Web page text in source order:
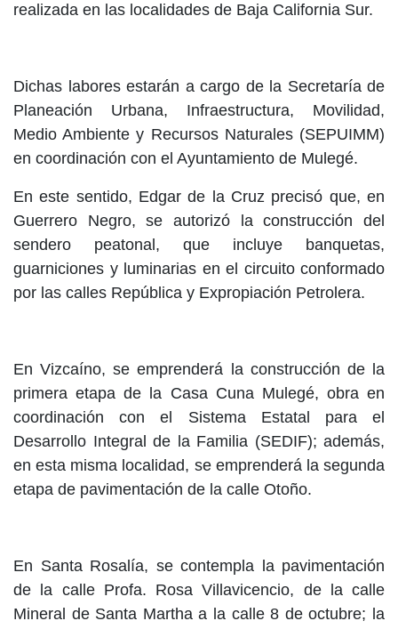
realizada en las localidades de Baja California Sur.
Dichas labores estarán a cargo de la Secretaría de
Planeación Urbana, Infraestructura, Movilidad,
Medio Ambiente y Recursos Naturales (SEPUIMM)
en coordinación con el Ayuntamiento de Mulegé.
En este sentido, Edgar de la Cruz precisó que, en
Guerrero Negro, se autorizó la construcción del
sendero peatonal, que incluye banquetas,
guarniciones y luminarias en el circuito conformado
por las calles República y Expropiación Petrolera.
En Vizcaíno, se emprenderá la construcción de la
primera etapa de la Casa Cuna Mulegé, obra en
coordinación con el Sistema Estatal para el
Desarrollo Integral de la Familia (SEDIF); además,
en esta misma localidad, se emprenderá la segunda
etapa de pavimentación de la calle Otoño.
En Santa Rosalía, se contempla la pavimentación
de la calle Profa. Rosa Villavicencio, de la calle
Mineral de Santa Martha a la calle 8 de octubre; la